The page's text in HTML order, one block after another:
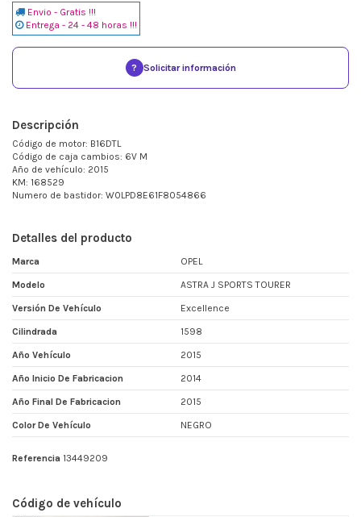
Envio - Gratis !!!
Entrega - 24 - 48 horas !!!
? Solicitar información
Descripción
Código de motor: B16DTL
Código de caja cambios: 6V M
Año de vehículo: 2015
KM: 168529
Numero de bastidor: W0LPD8E61F8054866
Detalles del producto
Marca OPEL
Modelo ASTRA J SPORTS TOURER
Versión De Vehículo Excellence
Cilindrada 1598
Año Vehículo 2015
Año Inicio De Fabricacion 2014
Año Final De Fabricacion 2015
Color De Vehículo NEGRO
Referencia 13449209
Código de vehículo